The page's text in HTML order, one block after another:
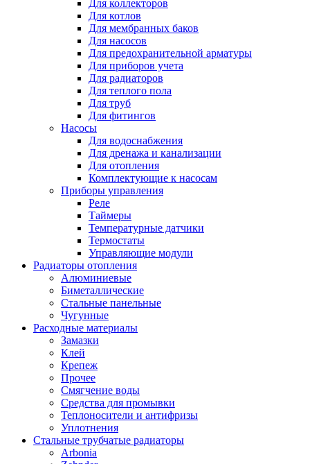
Для коллекторов
Для котлов
Для мембранных баков
Для насосов
Для предохранительной арматуры
Для приборов учета
Для радиаторов
Для теплого пола
Для труб
Для фитингов
Насосы
Для водоснабжения
Для дренажа и канализации
Для отопления
Комплектующие к насосам
Приборы управления
Реле
Таймеры
Температурные датчики
Термостаты
Управляющие модули
Радиаторы отопления
Алюминиевые
Биметаллические
Стальные панельные
Чугунные
Расходные материалы
Замазки
Клей
Крепеж
Прочее
Смягчение воды
Средства для промывки
Теплоносители и антифризы
Уплотнения
Стальные трубчатые радиаторы
Arbonia